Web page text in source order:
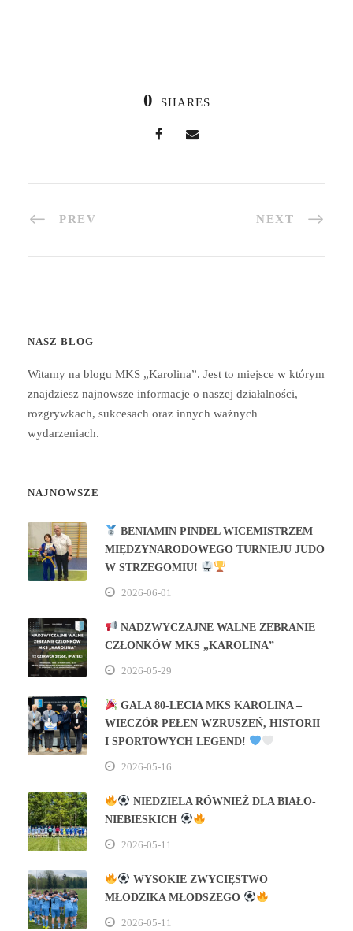
0 SHARES
PREV NEXT
NASZ BLOG
Witamy na blogu MKS „Karolina”. Jest to miejsce w którym
znajdziesz najnowsze informacje o naszej działalności,
rozgrywkach, sukcesach oraz innych ważnych
wydarzeniach.
NAJNOWSZE
BENIAMIN PINDEL WICEMISTRZEM
MIĘDZYNARODOWEGO TURNIEJU JUDO
W STRZEGOMIU!
2026-06-01
NADZWYCZAJNE WALNE ZEBRANIE
CZŁONKÓW MKS „KAROLINA”
2026-05-29
GALA 80‑LECIA MKS KAROLINA –
WIECZÓR PEŁEN WZRUSZEŃ, HISTORII
I SPORTOWYCH LEGEND!
2026-05-16
NIEDZIELA RÓWNIEŻ DLA BIAŁO-
NIEBIESKICH
2026-05-11
WYSOKIE ZWYCIĘSTWO
MŁODZIKA MŁODSZEGO
2026-05-11